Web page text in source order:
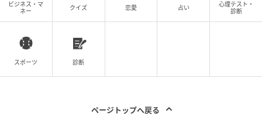
数字の基準ではなく、お金が残る家計になっているか
で判断することが大切です。目の前の数字だけで判断
せず、10年後、20年後の生活まで見据えた選択をして
いただければと思います。
筆者：合同会社ゆう不動産 代表 岩井佑樹
ビジネス・マ
ネー
クイズ 恋愛 占い
心理テスト・
診断
スポーツ 診断
ページトップへ戻る